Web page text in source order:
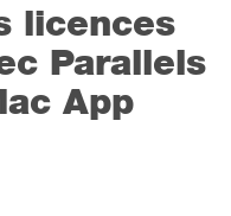
licences
Parallels
App